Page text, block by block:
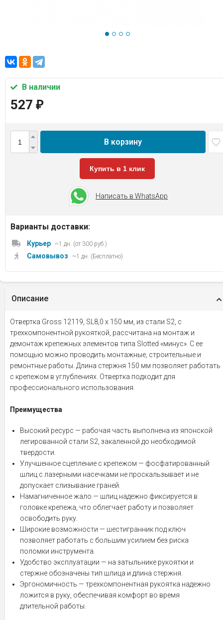
В наличии
527 ₽
В корзину
Купить в 1 клик
Написать в WhatsApp
Варианты доставки:
Курьер ~1 дн. (от 300 руб.)
Самовывоз ~1 дн. (Бесплатно)
Описание
Отвертка Gross 12119, SL8,0 x 150 мм, из стали S2, с
трехкомпонентной рукояткой, рассчитана на монтаж и
демонтаж крепежных элементов типа Slotted «минус». С ее
помощью можно проводить монтажные, строительные и
ремонтные работы. Длина стержня 150 мм позволяет работать
с крепежом в углублениях. Отвертка подходит для
профессионального использования.
Преимущества
Высокий ресурс — рабочая часть выполнена из японской
легированной стали S2, закаленной до необходимой
твердости.
Улучшенное сцепление с крепежом — фосфатированный
шлиц с лазерными насечками не проскальзывает и не
допускает слизывание граней.
Намагниченное жало — шлиц надежно фиксируется в
головке крепежа, что облегчает работу и позволяет
освободить руку.
Широкие возможности — шестигранник под ключ
позволяет работать с большим усилием без риска
поломки инструмента.
Удобство эксплуатации — на затыльнике рукоятки и
стержне обозначены тип шлица и длина стержня.
Эргономичность — трехкомпонентная рукоятка надежно
ложится в руку, обеспечивая комфорт во время
длительной работы.